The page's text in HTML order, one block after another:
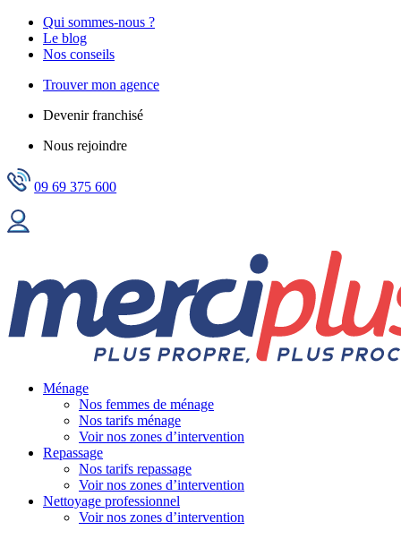
Qui sommes-nous ?
Le blog
Nos conseils
Trouver mon agence
Devenir franchisé
Nous rejoindre
09 69 375 600
Ménage
Nos femmes de ménage
Nos tarifs ménage
Voir nos zones d’intervention
Repassage
Nos tarifs repassage
Voir nos zones d’intervention
Nettoyage professionnel
Voir nos zones d’intervention